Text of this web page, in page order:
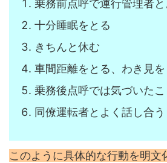
乗務前点呼で運行管理者
十分睡眠をとる
きちんと休む
車間距離をとる、わき見
乗務後点呼では気づいた
同僚運転者とよく話し合う
このように具体的な行動を明文